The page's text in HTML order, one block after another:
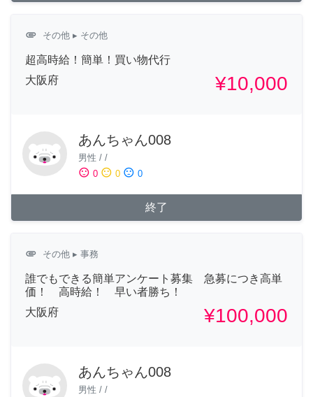
attachment その他 ▸ その他
超高時給！簡単！買い物代行
大阪府
¥10,000
あんちゃん008
男性 / /
sentiment_satisfied 0 sentiment_neutral 0 sentiment_dissatisfied 0
終了
attachment その他 ▸ 事務
誰でもできる簡単アンケート募集 急募につき高単
価！ 高時給！ 早い者勝ち！
大阪府
¥100,000
あんちゃん008
男性 / /